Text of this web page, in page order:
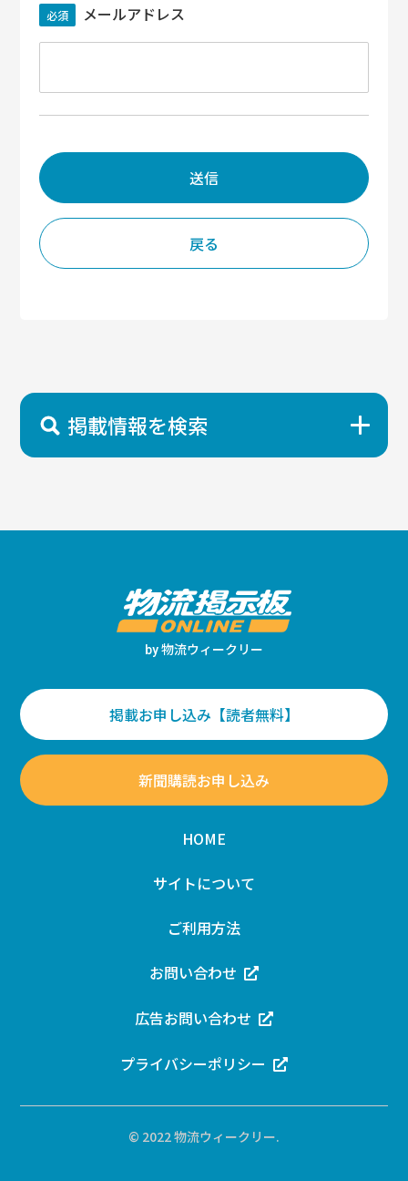
必須 メールアドレス
送信
戻る
掲載情報を検索
by物流ウィークリー
掲載お申し込み【読者無料】
新聞購読お申し込み
HOME
サイトについて
ご利用方法
お問い合わせ
広告お問い合わせ
プライバシーポリシー
© 2022 物流ウィークリー.